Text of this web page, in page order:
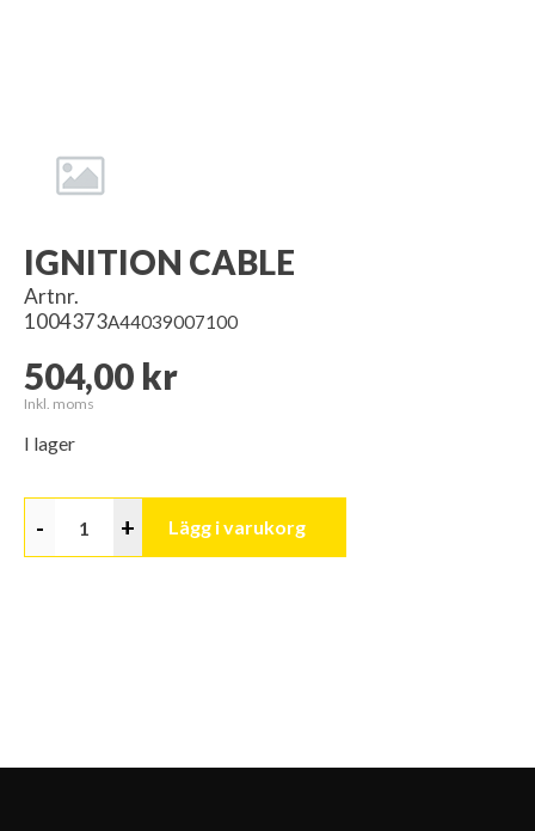
IGNITION CABLE
Artnr.
1004373A44039007100
504,00 kr
Inkl. moms
I lager
- + Lägg i varukorg